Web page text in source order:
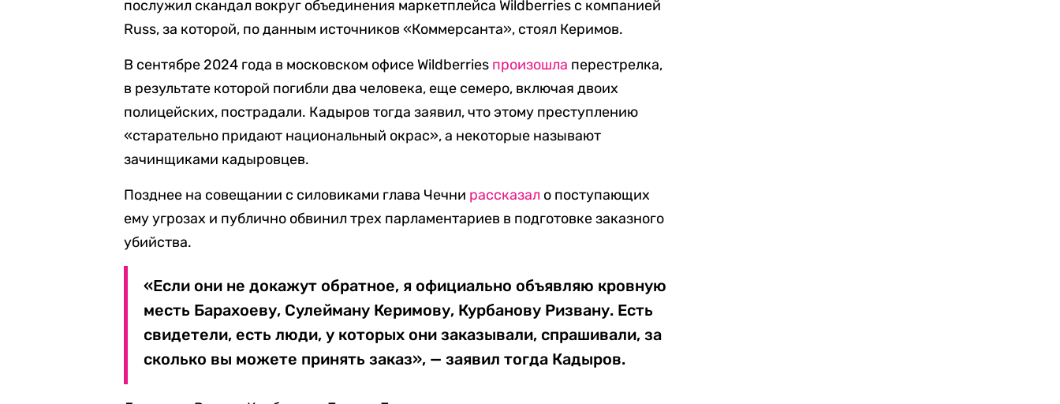
послужил скандал вокруг объединения маркетплейса Wildberries с компанией
Russ, за которой, по данным источников «Коммерсанта», стоял Керимов.
В сентябре 2024 года в московском офисе Wildberries произошла перестрелка,
в результате которой погибли два человека, еще семеро, включая двоих
полицейских, пострадали. Кадыров тогда заявил, что этому преступлению
«старательно придают национальный окрас», а некоторые называют
зачинщиками кадыровцев.
Позднее на совещании с силовиками глава Чечни рассказал о поступающих
ему угрозах и публично обвинил трех парламентариев в подготовке заказного
убийства.
«Если они не докажут обратное, я официально объявляю кровную
месть Барахоеву, Сулейману Керимову, Курбанову Ризвану. Есть
свидетели, есть люди, у которых они заказывали, спрашивали, за
сколько вы можете принять заказ», — заявил тогда Кадыров.